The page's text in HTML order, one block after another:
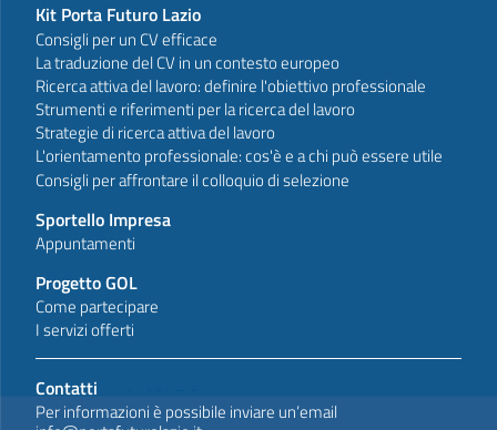
Kit Porta Futuro Lazio
Consigli per un CV efficace
La traduzione del CV in un contesto europeo
Ricerca attiva del lavoro: definire l'obiettivo professionale
Strumenti e riferimenti per la ricerca del lavoro
Strategie di ricerca attiva del lavoro
L'orientamento professionale: cos'è e a chi può essere utile
Consigli per affrontare il colloquio di selezione
Sportello Impresa
Appuntamenti
Progetto GOL
Come partecipare
I servizi offerti
Contatti
Per informazioni è possibile inviare un’email